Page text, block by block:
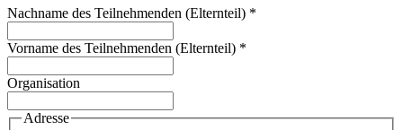
Nachname des Teilnehmenden (Elternteil) *
Vorname des Teilnehmenden (Elternteil) *
Organisation
Adresse